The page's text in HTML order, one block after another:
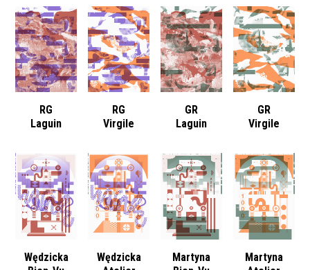
RG
Laguin
RG
Virgile
GR
Laguin
GR
Virgile
Wędzicka
Wędzicka
Martyna
Martyna